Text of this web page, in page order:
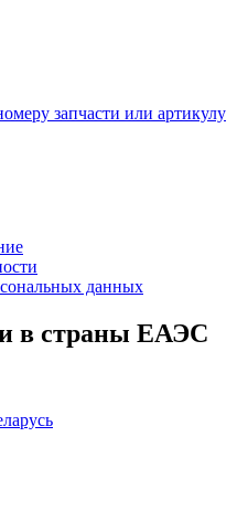
запчасти или артикулу
данных
и в страны ЕАЭС